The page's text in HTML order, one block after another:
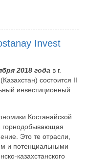
Invest
2018 года в г.
состоится II
инвестиционный
Костанайской
горнодобывающая
Это те отрасли,
и потенциальными
казахстанского